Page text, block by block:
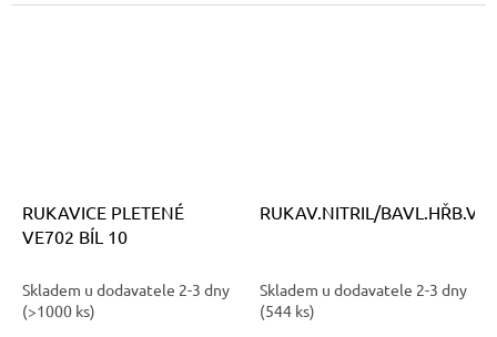
RUKAVICE PLETENÉ
VE702 BÍL 10
Skladem u dodavatele 2-3 dny
(>1000 ks)
RUKAV.NITRIL/
Skladem u dodavatele 2-3 dny
(544 ks)